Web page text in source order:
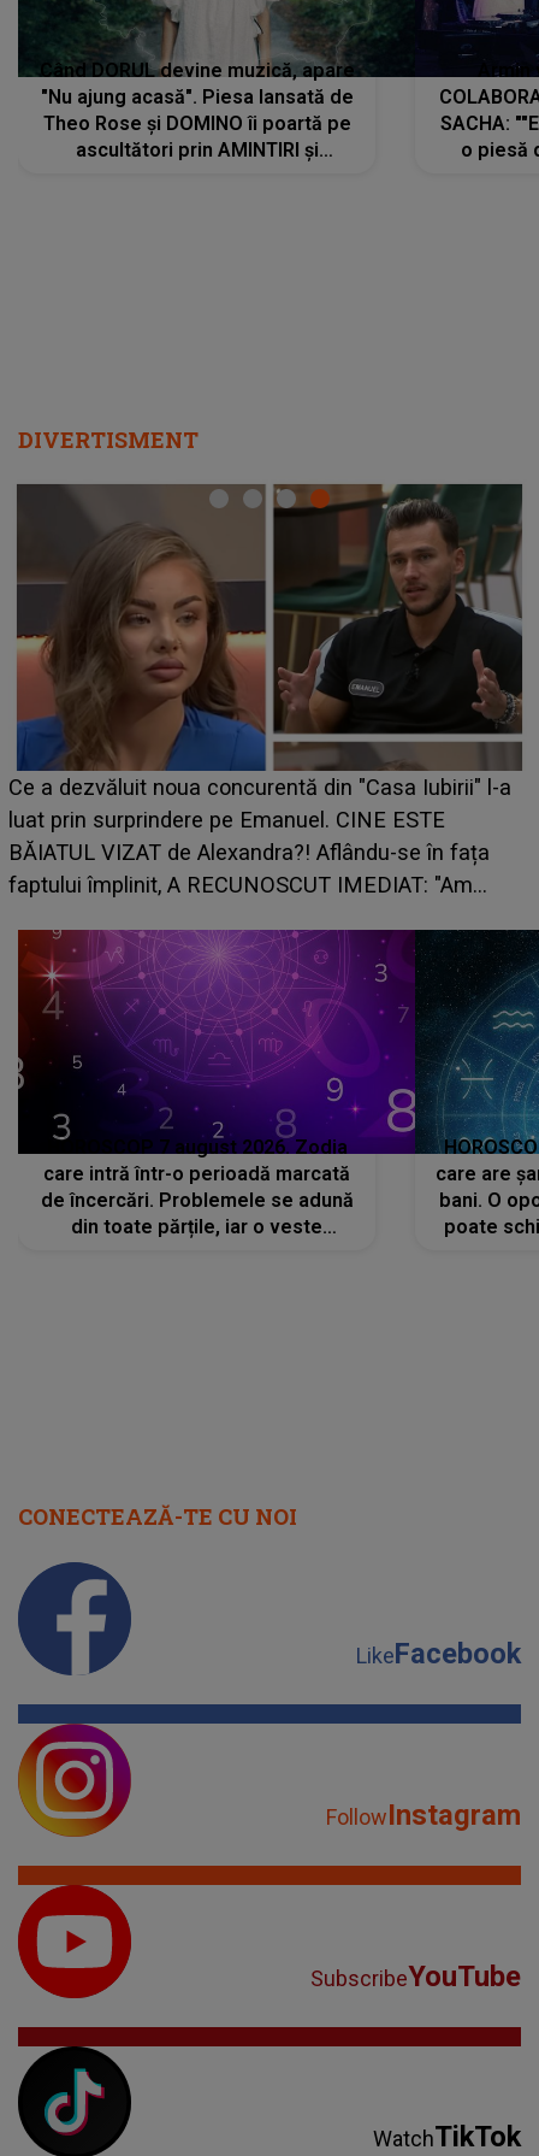
Când DORUL devine muzică, apare
"Nu ajung acasă". Piesa lansată de
Theo Rose și DOMINO îi poartă pe
ascultători prin AMINTIRI și
SACHA:
o piesă
DIVERTISMENT
l-a
HOROSCOP de weekend, 8-9 august 2026.
care riscă să rămână fără bani. O decizie luată
grabă îi aduce pierderi semnificative și îi dă
planurile peste cap
HOROSCOP 7 august 2026. Zodia
care intră într-o perioadă marcată
de încercări. Problemele se adună
din toate părțile, iar o veste
care are
bani. O
poate
CONECTEAZĂ-TE CU NOI
LikeFacebook
FollowInstagram
SubscribeYouTube
WatchTikTok